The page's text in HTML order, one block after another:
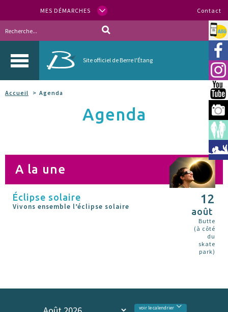
MES DÉMARCHES Contact
Site officiel de Berre l'Étang
Allo
Accueil Agenda
Agenda
A la une
Éclipse solaire
Vivons ensemble l’éclipse solaire
12
août
Butte
(à côté
du
skate
park)
voir le calendrier